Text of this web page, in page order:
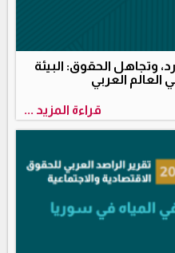
وتجاهل الحقوق: البيئة
العالم العربي
قراءة المزيد ...